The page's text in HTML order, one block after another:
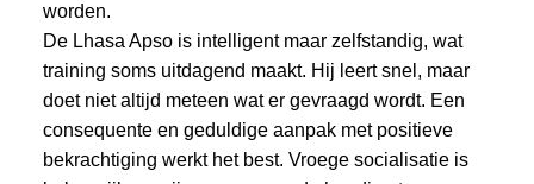
worden.
De Lhasa Apso is intelligent maar zelfstandig, wat
training soms uitdagend maakt. Hij leert snel, maar
doet niet altijd meteen wat er gevraagd wordt. Een
consequente en geduldige aanpak met positieve
bekrachtiging werkt het best. Vroege socialisatie is